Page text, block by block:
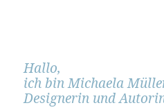
Hallo,
ich bin Michaela
Designerin und